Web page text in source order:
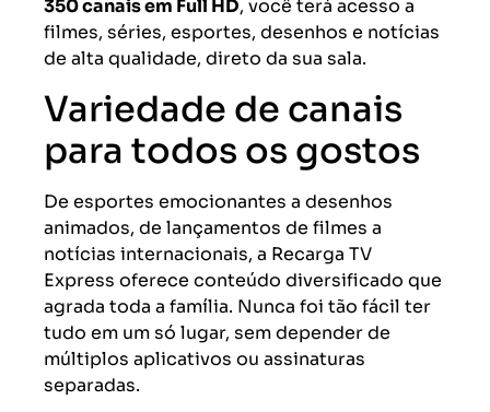
350 canais em Full HD, você terá acesso a
filmes, séries, esportes, desenhos e notícias
de alta qualidade, direto da sua sala.
Variedade de canais
para todos os gostos
De esportes emocionantes a desenhos
animados, de lançamentos de filmes a
notícias internacionais, a Recarga TV
Express oferece conteúdo diversificado que
agrada toda a família. Nunca foi tão fácil ter
tudo em um só lugar, sem depender de
múltiplos aplicativos ou assinaturas
separadas.